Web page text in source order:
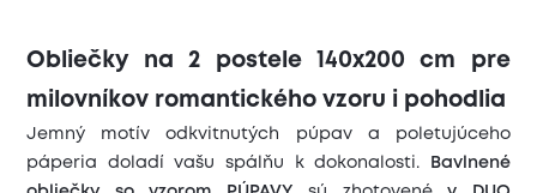
Obliečky na 2 postele 140x200 cm pre
milovníkov romantického vzoru i pohodlia
Jemný motív odkvitnutých púpav a poletujúceho
páperia doladí vašu spálňu k dokonalosti.
Bavlnené